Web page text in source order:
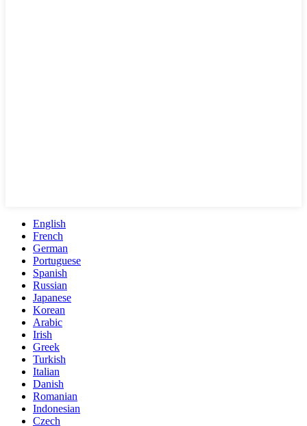
English
French
German
Portuguese
Spanish
Russian
Japanese
Korean
Arabic
Irish
Greek
Turkish
Italian
Danish
Romanian
Indonesian
Czech